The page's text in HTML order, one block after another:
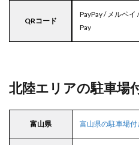
QRコード
PayPay / メルペイ
Pay
北陸エリアの駐車場
富山県 富山県の駐車場付